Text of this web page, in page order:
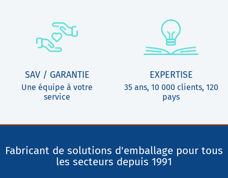
SAV / GARANTIE
Une équipe à votre
service
EXPERTISE
35 ans, 10 000 clients, 120
pays
Fabricant de solutions d'emballage pour tous
les secteurs depuis 1991